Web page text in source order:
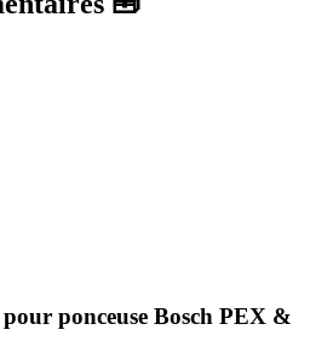
pour ponceuse Bosch PEX &